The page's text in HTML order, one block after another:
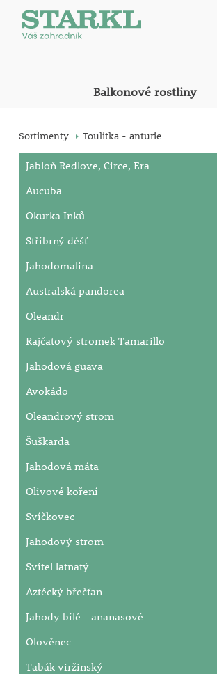
Balkonové rostliny
Sortimenty Toulitka - anturie
Jabloň Redlove, Circe, Era
Aucuba
Okurka Inků
Stříbrný déšť
Jahodomalina
Australská pandorea
Oleandr
Rajčatový stromek Tamarillo
Jahodová guava
Avokádo
Oleandrový strom
Šuškarda
Jahodová máta
Olivové koření
Svíčkovec
Jahodový strom
Svítel latnatý
Aztécký břečťan
Jahody bílé - ananasové
Olověnec
Tabák viržinský